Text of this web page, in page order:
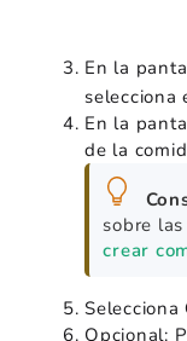
En la
selecciona
En la
de la
sobre
crear
Selecciona
Opcional: